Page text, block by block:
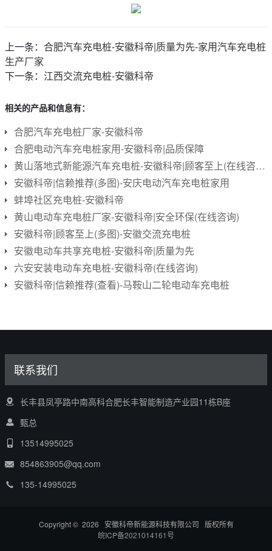
上一条： 合肥汽车充电桩-安徽科帝|质量为先-家用汽车充电桩
生产厂家
下一条： 江西交流充电桩-安徽科帝
相关的产品和信息有：
合肥汽车充电桩厂家-安徽科帝
合肥电动汽车充电桩家用-安徽科帝|品质保障
黄山落地式新能源汽车充电桩-安徽科帝|顾客至上(在线咨询)
安徽科帝|信赖推荐(多图)-安庆电动汽车充电桩家用
蚌埠社区充电桩-安徽科帝
黄山电动车充电桩厂家-安徽科帝|安全环保(在线咨询)
安徽科帝|顾客至上(多图)-安徽交流充电桩
安徽电动车共享充电桩-安徽科帝|质量为先
六安安装电动车充电桩-安徽科帝(在线咨询)
安徽科帝|信赖推荐(查看)-马鞍山二轮电动车充电桩
联系我们
长丰县凤亭路中南高科合肥长丰智能制造产业园11栋B座
甄总
13514995025
854863905@qq.com
135-14995025
Copyright © 2026 安徽科帝新能源科技有限公司 版权所有
皖ICP备2021014161号